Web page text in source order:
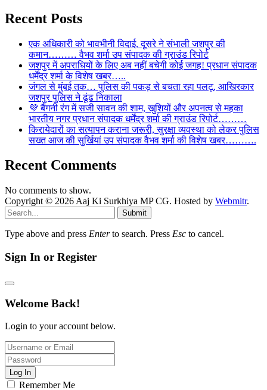
Recent Posts
एक अधिकारी को भावभीनी विदाई, दूसरे ने संभाली जशपुर की
कमान……… वैभव शर्मा उप संपादक की ग्राउंड रिपोर्ट
जशपुर में अपराधियों के लिए अब नहीं बचेगी कोई जगह! प्रधान संपादक
धर्मेंद्र शर्मा के विशेष खबर…..
जंगल से मुंबई तक… पुलिस की पकड़ से बचता रहा पलटू, आखिरकार
जशपुर पुलिस ने ढूंढ निकाला
💜 बैंगनी रंग में सजी सावन की शाम, खुशियों और अपनत्व से महका
भारतीय नगर प्रधान संपादक धर्मेंद्र शर्मा की ग्राउंड रिपोर्ट………
किरायेदारों का सत्यापन कराना जरूरी, सुरक्षा व्यवस्था को लेकर पुलिस
सख्त आज की सुर्खियां उप संपादक वैभव शर्मा की विशेष खबर……….
Recent Comments
No comments to show.
Copyright © 2026 Aaj Ki Surkhiya MP CG. Hosted by Webmitr.
Submit
Type above and press Enterto search. Press Esc to cancel.
Sign In or Register
Welcome Back!
Login to your account below.
Log In
Remember Me